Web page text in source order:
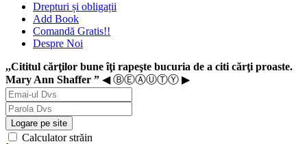
Drepturi și obligații
Add Book
Comandă Gratis!!
Despre Noi
,,Cititul cărţilor bune îţi rapeşte bucuria de a citi cărţi proaste.
Mary Ann Shaffer ” ◀ ⒷⒺⒶⓊⓉⓎ ▶
Logare pe site
Calculator străin